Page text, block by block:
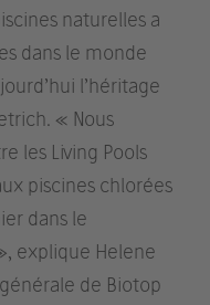
naturelles a
dans le monde
l’héritage
« Nous
les Living Pools
piscines chlorées
dans le
explique Helene
de Biotop